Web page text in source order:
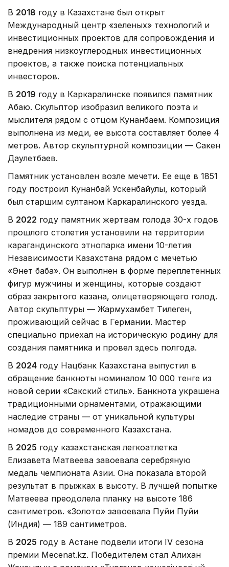
В 2018 году в Казахстане был открыт
Международный центр «зеленых» технологий и
инвестиционных проектов для сопровождения и
внедрения низкоуглеродных инвестиционных
проектов, а также поиска потенциальных
инвесторов.
В 2019 году в Каркаралинске появился памятник
Абаю. Скульптор изобразил великого поэта и
мыслителя рядом с отцом Кунанбаем. Композиция
выполнена из меди, ее высота составляет более 4
метров. Автор скульптурной композиции — Сакен
Даулетбаев.
Памятник установлен возле мечети. Ее еще в 1851
году построил Кунанбай Ускенбайулы, который
был старшим султаном Каркаралинского уезда.
В 2022 году памятник жертвам голода 30-х годов
прошлого столетия установили на территории
карагандинского этнопарка имени 10-летия
Независимости Казахстана рядом с мечетью
«Әнет баба». Он выполнен в форме переплетенных
фигур мужчины и женщины, которые создают
образ закрытого казана, олицетворяющего голод.
Автор скульптуры — Жармухамбет Тилеген,
проживающий сейчас в Германии. Мастер
специально приехал на историческую родину для
создания памятника и провел здесь полгода.
В 2024 году Нацбанк Казахстана выпустил в
обращение банкноты номиналом 10 000 тенге из
новой серии «Сакский стиль». Банкнота украшена
традиционными орнаментами, отражающими
наследие страны — от уникальной культуры
номадов до современного Казахстана.
В 2025 году казахстанская легкоатлетка
Елизавета Матвеева завоевала серебряную
медаль чемпионата Азии. Она показала второй
результат в прыжках в высоту. В лучшей попытке
Матвеева преодолела планку на высоте 186
сантиметров. «Золото» завоевала Пуйи Пуйи
(Индия) — 189 сантиметров.
В 2025 году в Астане подвели итоги IV сезона
премии Mecenat.kz. Победителем стал Алихан